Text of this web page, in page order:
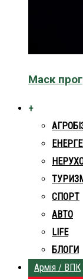
Маск
+
СПОРТ
АВТО
LIFE
БЛОГИ
Армія / ВПК